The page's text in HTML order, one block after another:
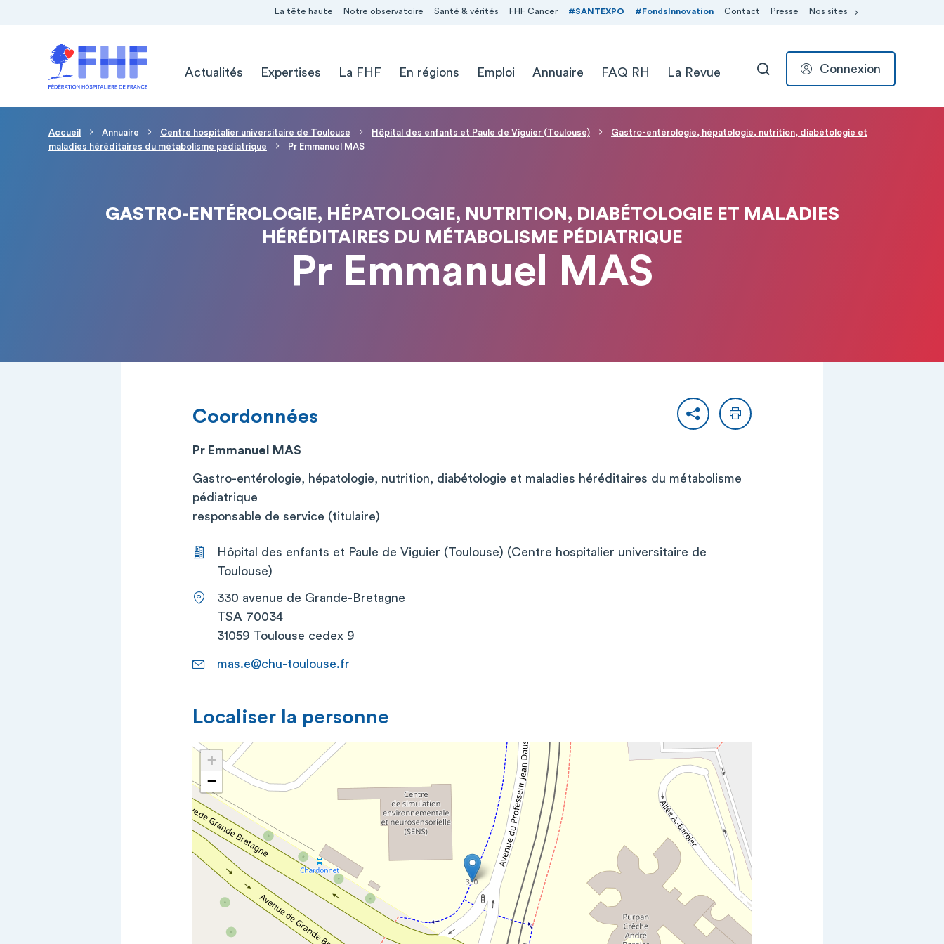
La tête haute Notre observatoire Santé & vérités FHF Cancer #SANTEXPO #FondsInnovation Contact Presse Nos sites
Actualités
Expertises La FHF En régions Emploi Annuaire FAQ RH La Revue RECHERCHER
Connexion
Fil d'Ariane
Accueil Annuaire Centre hospitalier universitaire de Toulouse Hôpital des enfants et Paule de Viguier (Toulouse)
Gastro-entérologie, hépatologie, nutrition, diabétologie et
maladies héréditaires du métabolisme pédiatrique
Pr Emmanuel MAS
GASTRO-ENTÉROLOGIE, HÉPATOLOGIE, NUTRITION, DIABÉTOLOGIE ET MALADIES
HÉRÉDITAIRES DU MÉTABOLISME PÉDIATRIQUE
Pr Emmanuel MAS
PartagerImprimer
Coordonnées
Pr Emmanuel MAS
Gastro-entérologie, hépatologie, nutrition, diabétologie et maladies héréditaires du métabolisme
pédiatrique
responsable de service (titulaire)
Hôpital des enfants et Paule de Viguier (Toulouse) (Centre hospitalier universitaire de
Toulouse)
330 avenue de Grande-Bretagne
TSA 70034
31059 Toulouse cedex 9
mas.e@chu-toulouse.fr
Localiser la personne
+
−